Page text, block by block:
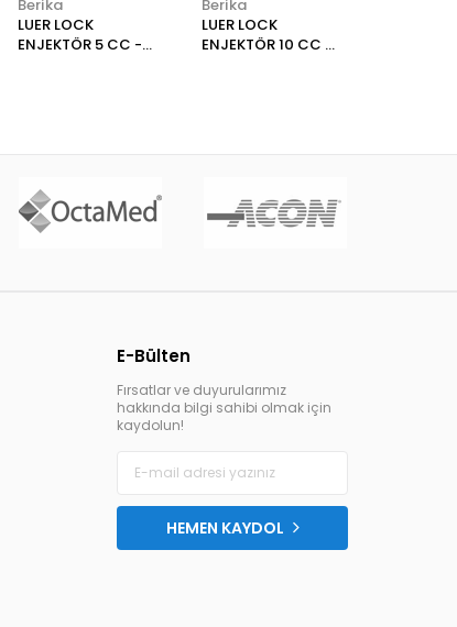
Berika
LUER LOCK
ENJEKTÖR 5 CC -
Berika
LUER LOCK
ENJEKTÖR 10 CC -
E-Bülten
Fırsatlar ve duyurularımız
hakkında bilgi sahibi olmak için
kaydolun!
HEMEN KAYDOL